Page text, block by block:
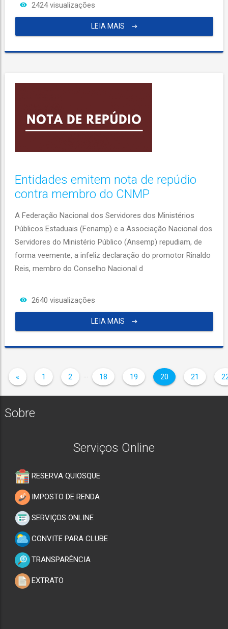
2424 visualizações
LEIA MAIS
Entidades emitem nota de repúdio
contra membro do CNMP
A Federação Nacional dos Servidores dos Ministérios
Públicos Estaduais (Fenamp) e a Associação Nacional dos
Servidores do Ministério Público (Ansemp) repudiam, de
forma veemente, a infeliz declaração do promotor Rinaldo
Reis, membro do Conselho Nacional d
2640 visualizações
LEIA MAIS
« 1 2 … 18 19 20 21
Sobre
Serviços Online
RESERVA QUIOSQUE
IMPOSTO DE RENDA
SERVIÇOS ONLINE
CONVITE PARA CLUBE
TRANSPARÊNCIA
EXTRATO